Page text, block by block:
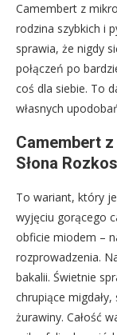
Camembert z
rodzina szybkich i
sprawia, że nigdy
połączeń po
coś dla siebie. To
własnych
Camembert
Słona
To wariant, który
wyjęciu gorącego
obficie miodem –
rozprowadzenia.
bakalii. Świetnie
chrupiące
żurawiny. Całość